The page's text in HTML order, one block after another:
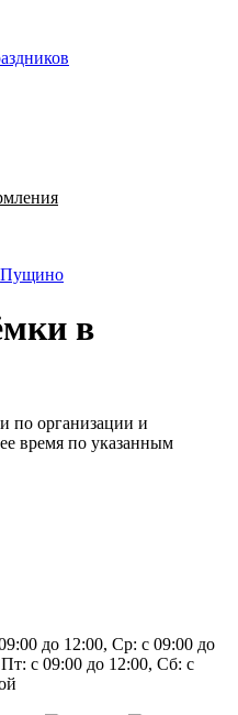
Пущино
в
по организации и
время по указанным
до 12:00, Ср: с 09:00 до
с 09:00 до 12:00, Сб: с